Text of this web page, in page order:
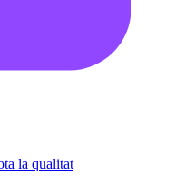
la qualitat